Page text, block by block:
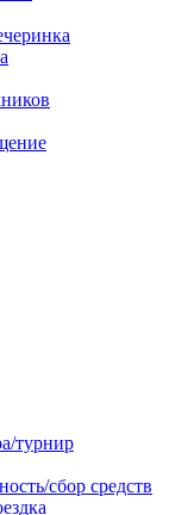
турнир
сбор средств